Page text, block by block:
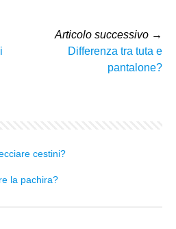
Articolo successivo →
Differenza tra tuta e
pantalone?
cestini?
la pachira?